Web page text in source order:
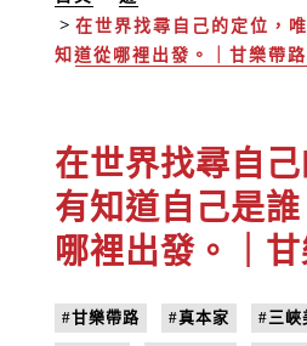
在世界找尋自己的定位，
知道從哪裡出發。｜甘樂帶
在世界找尋自
有知道自己是
哪裡出發。｜
#甘樂帶路 #真本家 #三峽